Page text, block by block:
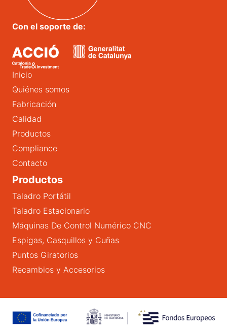
Con el soporte de:
Inicio
Quiénes somos
Fabricación
Calidad
Productos
Compliance
Contacto
Productos
Taladro Portátil
Taladro Estacionario
Máquinas De Control Numérico CNC
Espigas, Casquillos y Cuñas
Puntos Giratorios
Recambios y Accesorios